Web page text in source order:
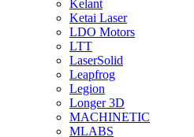
Kelant
Ketai Laser
LDO Motors
LTT
LaserSolid
Leapfrog
Legion
Longer 3D
MACHINETIC
MLABS